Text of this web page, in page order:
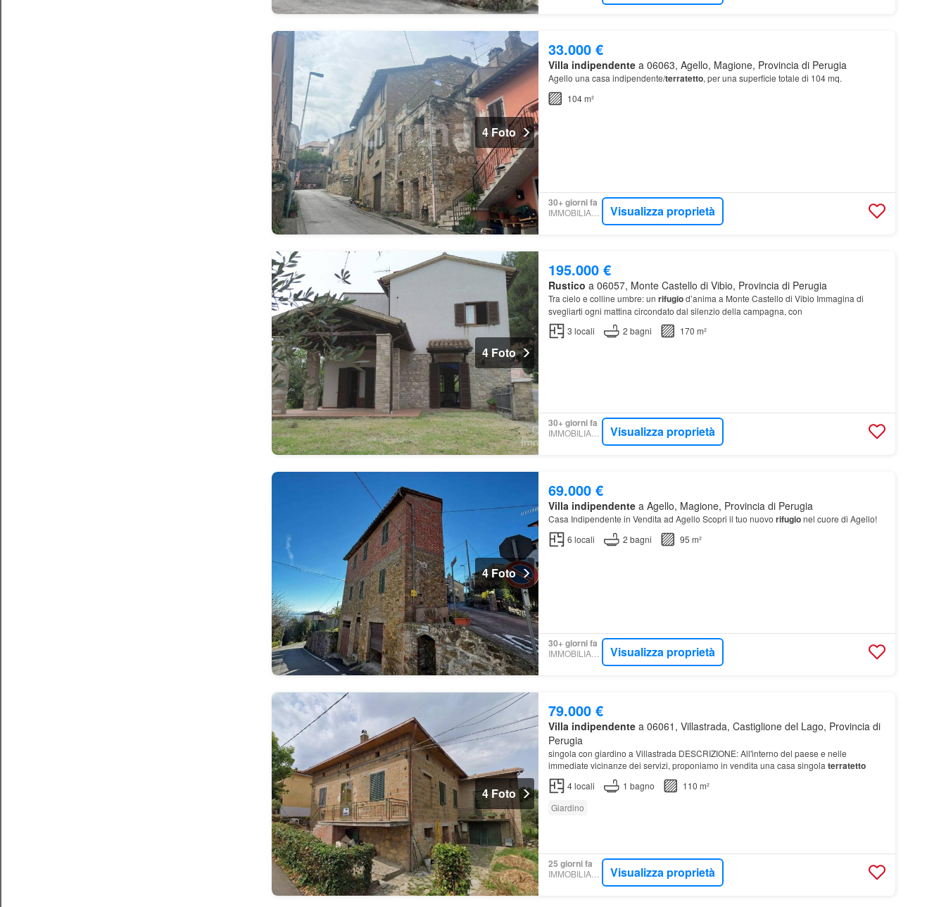
4 Foto
33.000 €
Villa indipendentea 06063, Agello, Magione, Provincia di Perugia
Agello una casa indipendente/terratetto, per una superficie totale di 104 mq.
104 m²
30+ giorni fa
IMMOBILIARE.IT Visualizza proprietà
4 Foto
195.000 €
Rustico a 06057, Monte Castello di Vibio, Provincia di Perugia
Tra cielo e colline umbre: un rifugiod’anima a Monte Castello di Vibio Immagina di
svegliarti ogni mattina circondato dal silenzio della campagna, con
3 locali 2 bagni 170 m²
30+ giorni fa
IMMOBILIARE.IT Visualizza proprietà
4 Foto
69.000 €
Villa indipendentea Agello, Magione, Provincia di Perugia
Casa Indipendente in Vendita ad Agello Scopri il tuo nuovo rifugionel cuore di Agello!
6 locali 2 bagni 95 m²
30+ giorni fa
IMMOBILIARE.IT Visualizza proprietà
4 Foto
79.000 €
Villa indipendentea 06061, Villastrada, Castiglione del Lago, Provincia di
Perugia
singola con giardino a Villastrada DESCRIZIONE: All'interno del paese e nelle
immediate vicinanze dei servizi, proponiamo in vendita una casa singola terratetto
4locali 1 bagno
110 m²
Giardino
25 giorni fa
IMMOBILIARE.IT Visualizza proprietà